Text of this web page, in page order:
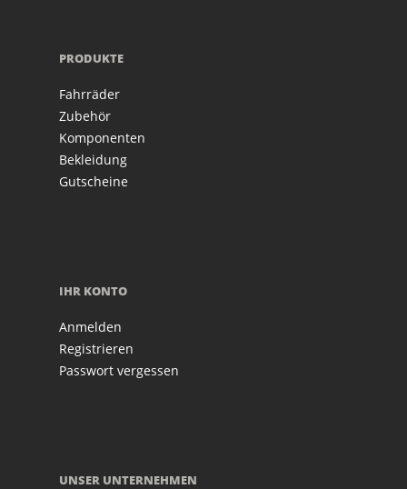
PRODUKTE
Fahrräder
Zubehör
Komponenten
Bekleidung
Gutscheine
IHR KONTO
Anmelden
Registrieren
Passwort vergessen
UNSER UNTERNEHMEN